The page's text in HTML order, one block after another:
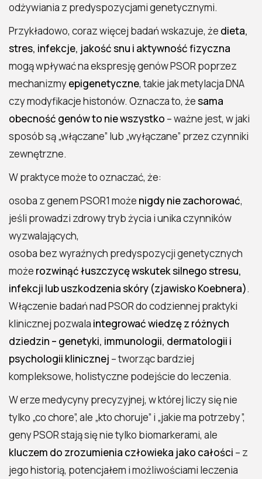
odżywiania z predyspozycjami genetycznymi.
Przykładowo, coraz więcej badań wskazuje, że dieta,
stres, infekcje, jakość snu i aktywność fizyczna
mogą wpływać na ekspresję genów PSOR poprzez
mechanizmyepigenetyczne, takie jak metylacja DNA
czy modyfikacje histonów. Oznacza to, żesama
obecność genów to nie wszystko – ważne jest, w jaki
sposób są „włączane” lub „wyłączane” przez czynniki
zewnętrzne.
W praktyce może to oznaczać, że:
osoba z genem PSOR1 może nigdy nie zachorować,
jeśli prowadzi zdrowy tryb życia i unika czynników
wyzwalających,
osoba bez wyraźnych predyspozycji genetycznych
może rozwinąć łuszczycę wskutek silnego stresu,
infekcji lub uszkodzenia skóry (zjawisko Koebnera).
Włączenie badań nad PSOR do codziennej praktyki
klinicznej pozwala integrować wiedzę z różnych
dziedzin – genetyki, immunologii, dermatologii i
psychologii klinicznej – tworząc bardziej
kompleksowe, holistyczne podejście do leczenia.
W erze medycyny precyzyjnej, w której liczy się nie
tylko „co chore”, ale „kto choruje” i „jakie ma potrzeby”,
geny PSOR stają się nie tylko biomarkerami, ale
kluczem do zrozumienia człowieka jako całości – z
jego historią, potencjałem i możliwościami leczenia